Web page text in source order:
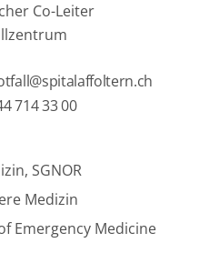
Co-Leiter
714 33 00
SGNOR
Medizin
Emergency Medicine